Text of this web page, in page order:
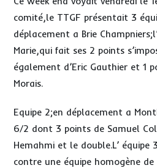
comité,le TTGF présentait 3
déplacement a Brie
Marie,qui fait ses 2 points
également d’Eric Gauthier et 1
Morais.
Equipe 2;en déplacement a
6/2 dont 3 points de Samuel
Hemahmi et le double.L’ équipe
contre une équipe homogène